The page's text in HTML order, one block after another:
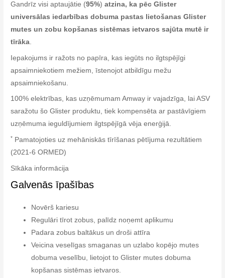
Gandrīz visi aptaujātie (95%)atzina, ka pēc Glister
universālas iedarbības dobuma pastas lietošanas Glister
mutes un zobu kopšanas sistēmas ietvaros sajūta mutē ir
tīrāka
Iepakojums ir ražots no papīra, kas iegūts no ilgtspējīgi
apsaimniekotiem mežiem, īstenojot atbildīgu mežu
apsaimniekošanu.
100% elektrības, kas uzņēmumam Amway ir vajadzīga, lai ASV
saražotu šo Glister produktu, tiek kompensēta ar pastāvīgiem
uzņēmuma ieguldījumiem ilgtspējīgā vēja enerģijā.
* Pamatojoties uz mehāniskās tīrīšanas pētījuma rezultātiem
(2021-6 ORMED)
Sīkāka informācija
Galvenās īpašības
Novērš kariesu
Regulāri tīrot zobus, palīdz noņemt aplikumu
Padara zobus baltākus un droši attīra
Veicina veselīgas smaganas un uzlabo kopējo mutes
dobuma veselību, lietojot to Glister mutes dobuma
kopšanas sistēmas ietvaros.